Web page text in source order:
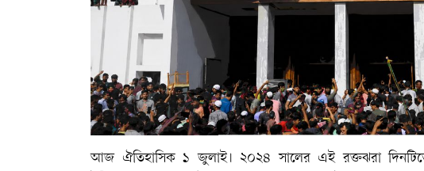
আজ ঐতিহাসিক ১ জুলাই। ২০২৪ সালের এই রক্তঝরা